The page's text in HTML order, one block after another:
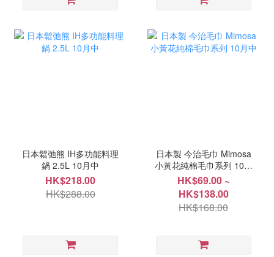
日本鬆弛熊 IH多功能料理
鍋 2.5L 10月中
HK$218.00
HK$288.00
日本製 今治毛巾 Mimosa
小黃花純棉毛巾系列 10月
中
HK$69.00 ~
HK$138.00
HK$168.00